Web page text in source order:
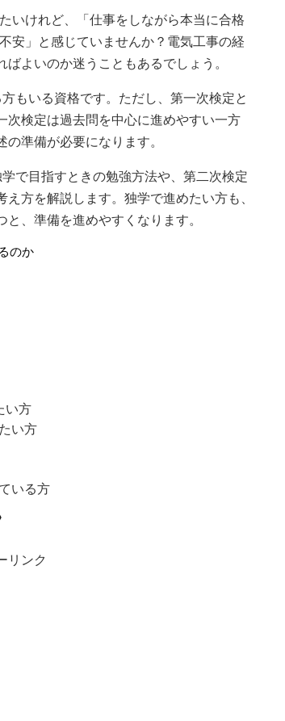
いけれど、「仕事をしながら本当に合格
安」と感じていませんか？電気工事の経
よいのか迷うこともあるでしょう。
もいる資格です。ただし、第一次検定と
検定は過去問を中心に進めやすい一方
準備が必要になります。
で目指すときの勉強方法や、第二次検定
方を解説します。独学で進めたい方も、
、準備を進めやすくなります。
のか
い方
い方
いる方
リンク